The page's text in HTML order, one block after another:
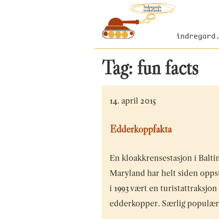
Tag: fun facts
14. april 2015
Edderkoppfakta
En kloakkrensestasjon i
Maryland har helt siden
i 1993 vært en
edderkopper. Særlig